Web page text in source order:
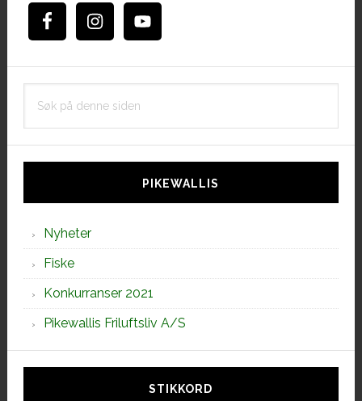
PIKEWALLIS
Nyheter
Fiske
Konkurranser 2021
Pikewallis Friluftsliv A/S
STIKKORD